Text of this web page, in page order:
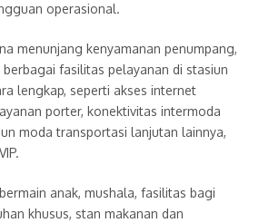
operasional.
menunjang kenyamanan penumpang,
berbagai fasilitas pelayanan di stasiun
lengkap, seperti akses internet
porter, konektivitas intermoda
moda transportasi lanjutan lainnya,
anak, mushala, fasilitas bagi
khusus, stan makanan dan